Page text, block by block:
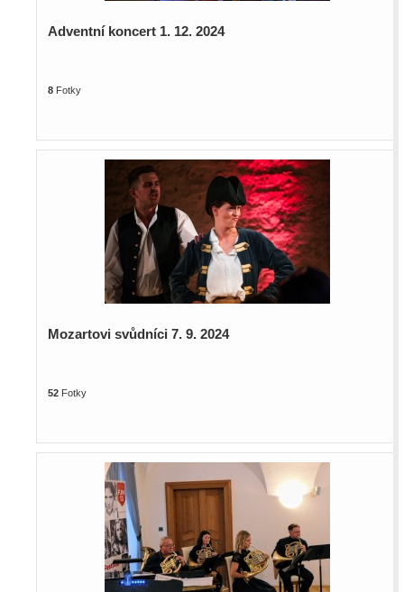
Adventní koncert 1. 12. 2024
8Fotky
Mozartovi svůdníci 7. 9. 2024
52Fotky